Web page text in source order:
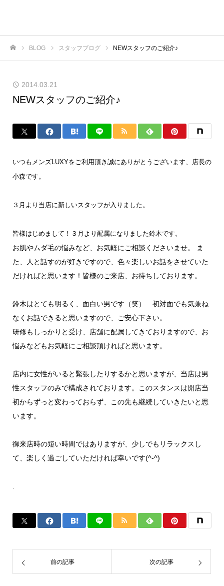
BLOG スタッフブログ NEWスタッフのご紹介♪
2014.03.21
NEWスタッフのご紹介♪
いつもメンズLUXYをご利用頂き誠にありがとうございます、店長の
小森です。
３月より当店に新しいスタッフが入りました。
皆様はじめまして！３月より配属になりました鈴木です。
お肌やムダ毛の悩みなど、お気軽にご相談くださいませ。 ま
た、人と話すのが好きですので、色々楽しいお話をさせていた
だければと思います！皆様のご来店、お待ちしております。
鈴木はとても明るく、面白い男です（笑） 初対面でも気兼ね
なくお話できると思いますので、ご安心下さい。
研修もしっかりと受け、店舗に配属してきておりますので、お
悩みなどもお気軽にご相談頂ければと思います。
店内に女性がいると緊張したりするかと思いますが、当店は男
性スタッフのみで構成されております。このスタンスは開店当
初からずっと変わっておらず、この先も継続していきたいと思
います。
御来店時の短い時間ではありますが、少しでもリラックスし
て、楽しく過ごしていただければ幸いです(^-^)
前の記事 次の記事